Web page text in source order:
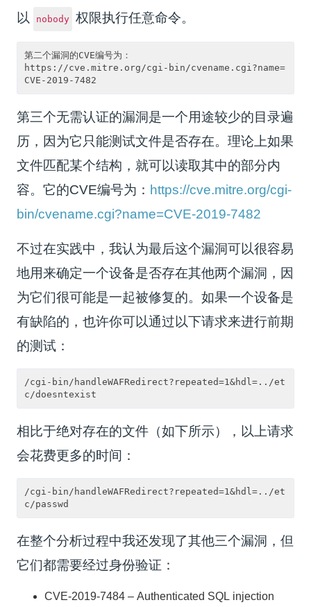
以
nobody 权限执行任意命令。
第二个漏洞的CVE编号为：
https://cve.mitre.org/cgi-bin/cvename.cgi?name=
第三个无需认证的漏洞是一个用途较少的目录遍
历，因为它只能测试文件是否存在。理论上如果
文件匹配某个结构，就可以读取其中的部分内
容。它的CVE编号为： https://cve.mitre.org/cgi-
bin/cvename.cgi?name=CVE-2019-7482
不过在实践中，我认为最后这个漏洞可以很容易
地用来确定一个设备是否存在其他两个漏洞，因
为它们很可能是一起被修复的。如果一个设备是
有缺陷的，也许你可以通过以下请求来进行前期
的测试：
/cgi-bin/handleWAFRedirect?repeated=1&hdl=../et
相比于绝对存在的文件（如下所示），以上请求
会花费更多的时间：
/cgi-bin/handleWAFRedirect?repeated=1&hdl=../et
在整个分析过程中我还发现了其他三个漏洞，但
它们都需要经过身份验证：
CVE-2019-7484 – Authenticated SQL injection